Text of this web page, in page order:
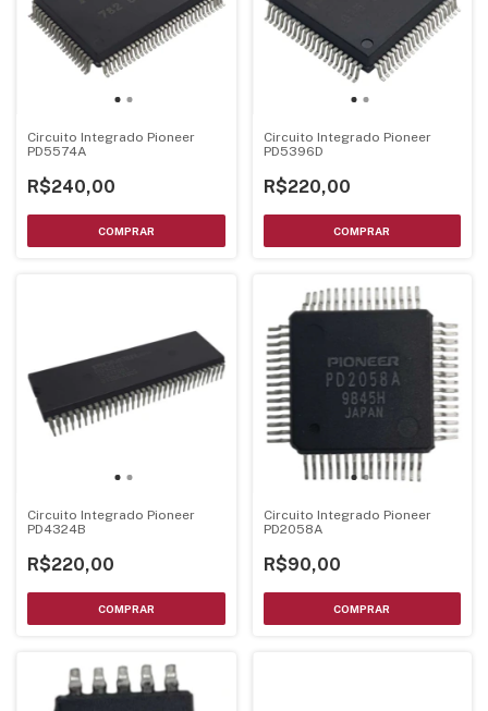
Circuito Integrado Pioneer
PD5574A
R$240,00
Circuito Integrado Pioneer
PD5396D
R$220,00
Circuito Integrado Pioneer
PD4324B
R$220,00
Circuito Integrado Pioneer
PD2058A
R$90,00